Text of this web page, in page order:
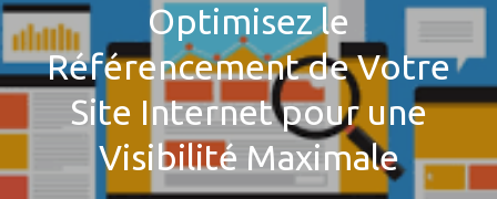
Optimisez le
Référencement de Votre
Site Internet pour une
Visibilité Maximale